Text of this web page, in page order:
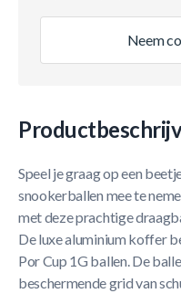
Neem
Speel je graag op een
snookerballen mee te
met deze prachtige
De luxe aluminium koffer
Por Cup 1G ballen. De
beschermende grid van